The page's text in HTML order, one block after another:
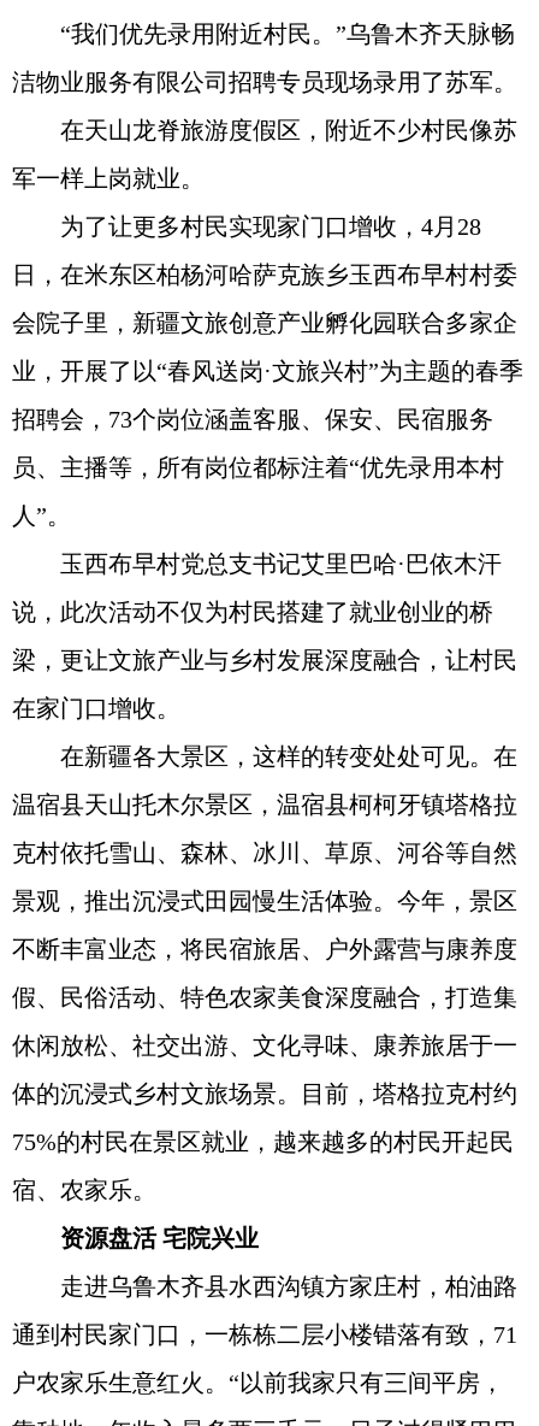
“我们优先录用附近村民。”乌鲁木齐天脉畅
洁物业服务有限公司招聘专员现场录用了苏军。
在天山龙脊旅游度假区，附近不少村民像苏
军一样上岗就业。
为了让更多村民实现家门口增收，4月28
日，在米东区柏杨河哈萨克族乡玉西布早村村委
会院子里，新疆文旅创意产业孵化园联合多家企
业，开展了以“春风送岗·文旅兴村”为主题的春季
招聘会，73个岗位涵盖客服、保安、民宿服务
员、主播等，所有岗位都标注着“优先录用本村
人”。
玉西布早村党总支书记艾里巴哈·巴依木汗
说，此次活动不仅为村民搭建了就业创业的桥
梁，更让文旅产业与乡村发展深度融合，让村民
在家门口增收。
在新疆各大景区，这样的转变处处可见。在
温宿县天山托木尔景区，温宿县柯柯牙镇塔格拉
克村依托雪山、森林、冰川、草原、河谷等自然
景观，推出沉浸式田园慢生活体验。今年，景区
不断丰富业态，将民宿旅居、户外露营与康养度
假、民俗活动、特色农家美食深度融合，打造集
休闲放松、社交出游、文化寻味、康养旅居于一
体的沉浸式乡村文旅场景。目前，塔格拉克村约
75%的村民在景区就业，越来越多的村民开起民
宿、农家乐。
资源盘活 宅院兴业
走进乌鲁木齐县水西沟镇方家庄村，柏油路
通到村民家门口，一栋栋二层小楼错落有致，71
户农家乐生意红火。“以前我家只有三间平房，